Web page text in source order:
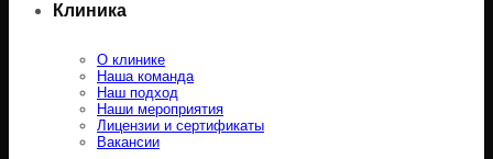
Клиника
О клинике
Наша команда
Наш подход
Наши мероприятия
Лицензии и сертификаты
Вакансии